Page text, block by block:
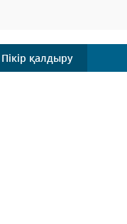
Пікір қалдыру